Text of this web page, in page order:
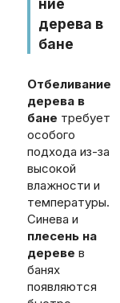
ние
дерева в
бане
Отбеливание
дерева в
бане требует
особого
подхода из-за
высокой
влажности и
температуры.
Синева и
плесень на
дереве в
банях
появляются